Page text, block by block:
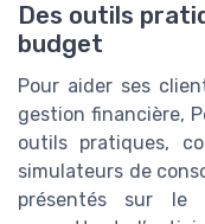
Des outils
budget
Pour aider ses
gestion financière,
outils pratiques,
simulateurs de
présentés sur le